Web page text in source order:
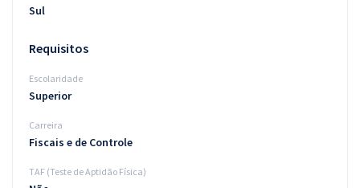
Atendimento
Sul
Requisitos
Escolaridade
Superior
Carreira
Fiscais e de Controle
TAF (Teste de Aptidão Física)